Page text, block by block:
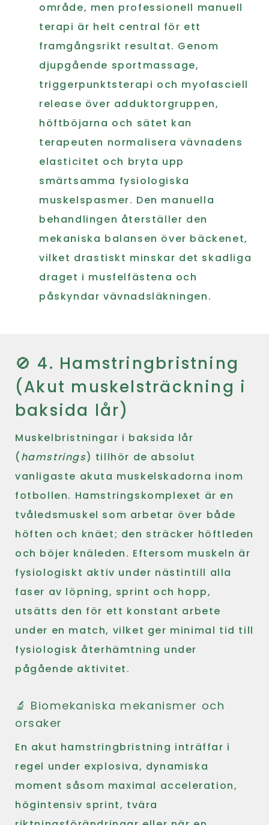
område, men professionell manuell
terapi är helt central för ett
framgångsrikt resultat. Genom
djupgående sportmassage,
triggerpunktsterapi och myofasciell
release över adduktorgruppen,
höftböjarna och sätet kan
terapeuten normalisera vävnadens
elasticitet och bryta upp
smärtsamma fysiologiska
muskelspasmer. Den manuella
behandlingen återställer den
mekaniska balansen över bäckenet,
vilket drastiskt minskar det skadliga
draget i musfelfästena och
påskyndar vävnadsläkningen.
🚫 4. Hamstringbristning
(Akut muskelsträckning i
baksida lår)
Muskelbristningar i baksida lår
(hamstrings) tillhör de absolut
vanligaste akuta muskelskadorna inom
fotbollen. Hamstringskomplexet är en
tvåledsmuskel som arbetar över både
höften och knäet; den sträcker höftleden
och böjer knäleden. Eftersom muskeln är
fysiologiskt aktiv under nästintill alla
faser av löpning, sprint och hopp,
utsätts den för ett konstant arbete
under en match, vilket ger minimal tid till
fysiologisk återhämtning under
pågående aktivitet.
🔬 Biomekaniska mekanismer och
orsaker
En akut hamstringbristning inträffar i
regel under explosiva, dynamiska
moment såsom maximal acceleration,
högintensiv sprint, tvära